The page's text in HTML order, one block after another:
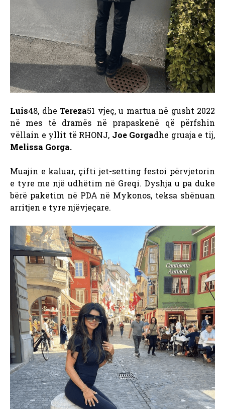
Luis48, dhe Tereza51 vjeç, u martua në gusht 2022
në mes të dramës në prapaskenë që përfshin
vëllain e yllit të RHONJ, Joe Gorgadhe gruaja e tij,
Melissa Gorga.
Muajin e kaluar, çifti jet-setting festoi përvjetorin
e tyre me një udhëtim në Greqi. Dyshja u pa duke
bërë paketim në PDA në Mykonos, teksa shënuan
arritjen e tyre njëvjeçare.